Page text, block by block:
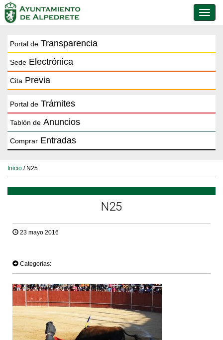
de
Portal de Transparencia
Sede Electrónica
Cita Previa
Portal de Trámites
Tablón de Anuncios
Comprar Entradas
Inicio / N25
N25
23 mayo 2016
Categorías: